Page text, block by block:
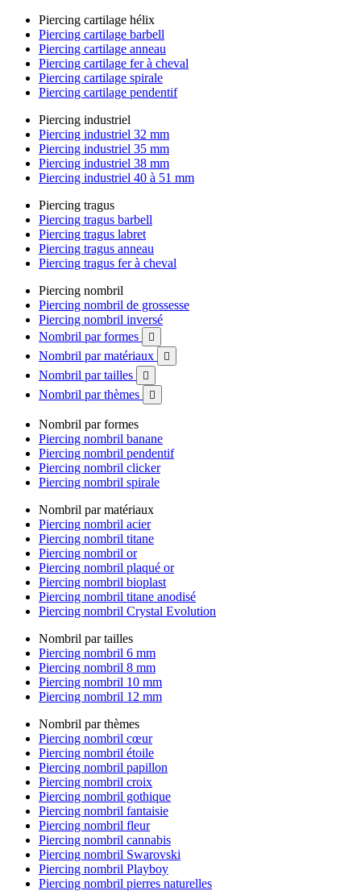
Piercing cartilage hélix
Piercing cartilage barbell
Piercing cartilage anneau
Piercing cartilage fer à cheval
Piercing cartilage spirale
Piercing cartilage pendentif
Piercing industriel
Piercing industriel 32 mm
Piercing industriel 35 mm
Piercing industriel 38 mm
Piercing industriel 40 à 51 mm
Piercing tragus
Piercing tragus barbell
Piercing tragus labret
Piercing tragus anneau
Piercing tragus fer à cheval
Piercing nombril
Piercing nombril de grossesse
Piercing nombril inversé
Nombril par formes

Nombril par matériaux 
Nombril par tailles 
Nombril par thèmes 
Nombril par formes
Piercing nombril banane
Piercing nombril pendentif
Piercing nombril clicker
Piercing nombril spirale
Nombril par matériaux
Piercing nombril acier
Piercing nombril titane
Piercing nombril or
Piercing nombril plaqué or
Piercing nombril bioplast
Piercing nombril titane anodisé
Piercing nombril Crystal Evolution
Nombril par tailles
Piercing nombril 6 mm
Piercing nombril 8 mm
Piercing nombril 10 mm
Piercing nombril 12 mm
Nombril par thèmes
Piercing nombril cœur
Piercing nombril étoile
Piercing nombril papillon
Piercing nombril croix
Piercing nombril gothique
Piercing nombril fantaisie
Piercing nombril fleur
Piercing nombril cannabis
Piercing nombril Swarovski
Piercing nombril Playboy
Piercing nombril pierres naturelles